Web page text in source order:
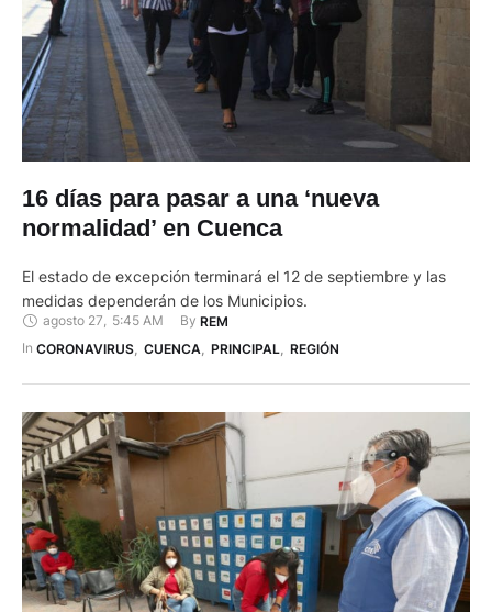
16 días para pasar a una ‘nueva
normalidad’ en Cuenca
El estado de excepción terminará el 12 de septiembre y las
medidas dependerán de los Municipios.
agosto 27, 5:45 AM By REM
In CORONAVIRUS, CUENCA PRINCIPAL REGIÓN